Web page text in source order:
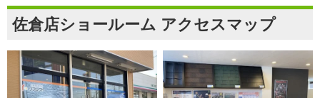
佐倉店ショールーム アクセスマップ